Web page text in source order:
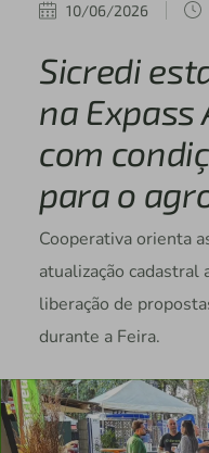
10/06/2026
Sicredi
na Expass
com
para o
Cooperativa orienta
atualização cadastral
liberação de
durante a Feira.